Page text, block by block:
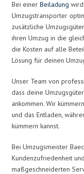
Bei einer Beiladung
Umzugstransporter
zusätzliche
ihren Umzug in die
die Kosten auf alle
Lösung für deinen
Unser Team von
dass deine
ankommen. Wir
und das Entladen,
kümmern kannst.
Bei Umzugsmeister
Kundenzufriedenheit
maßgeschneiderten